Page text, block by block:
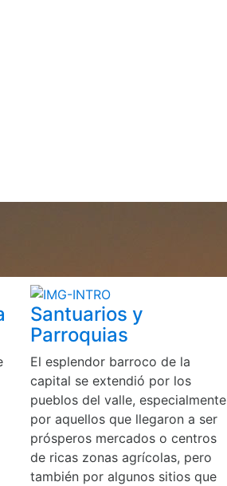
Santuarios y
Parroquias
El esplendor barroco de la
capital se extendió por los
pueblos del valle, especialmente
por aquellos que llegaron a ser
prósperos mercados o centros
de ricas zonas agrícolas, pero
también por algunos sitios que